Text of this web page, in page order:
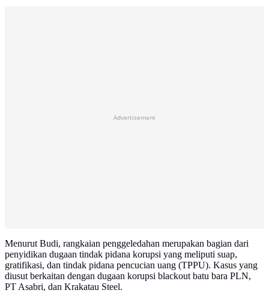
Advertisement
Menurut Budi, rangkaian penggeledahan merupakan bagian dari
penyidikan dugaan tindak pidana korupsi yang meliputi suap,
gratifikasi, dan tindak pidana pencucian uang (TPPU). Kasus yang
diusut berkaitan dengan dugaan korupsi blackout batu bara PLN,
PT Asabri, dan Krakatau Steel.